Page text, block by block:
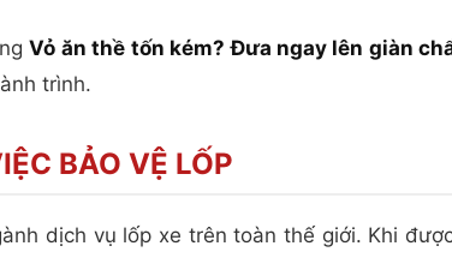
Vỏ ăn thề tốn kém? Đưa ngay lên giàn
trình.
BẢO VỆ LỐP
dịch vụ lốp xe trên toàn thế giới. Khi